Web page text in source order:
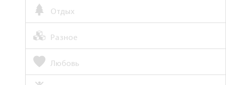
Отдых
Разное
Любовь